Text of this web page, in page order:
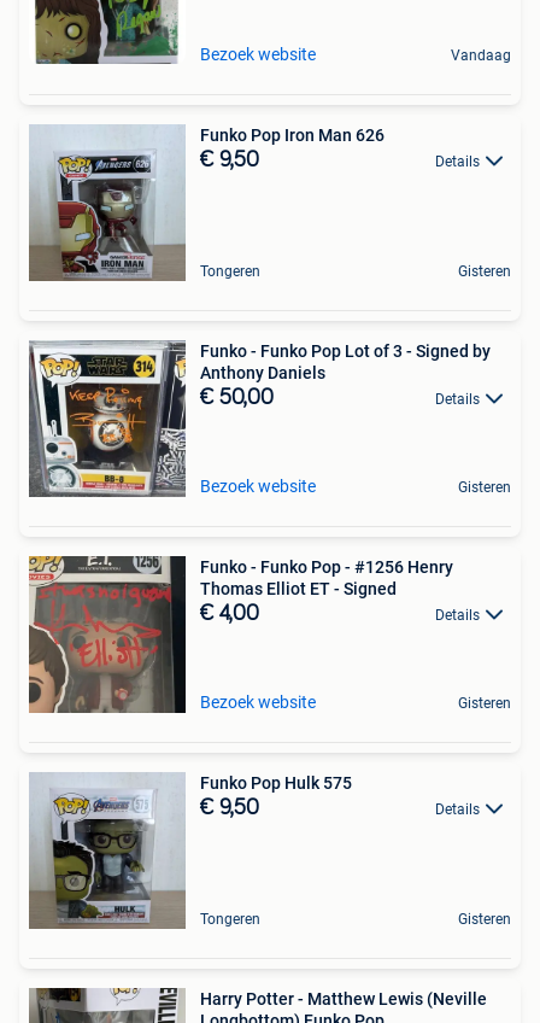
Bezoek website Vandaag
Funko Pop Iron Man 626
€ 9,50 Details
Tongeren Gisteren
Funko - Funko Pop Lot of 3 - Signed by
Anthony Daniels
€ 50,00 Details
Bezoek website Gisteren
Funko - Funko Pop - #1256 Henry
Thomas Elliot ET - Signed
€ 4,00 Details
Bezoek website Gisteren
Funko Pop Hulk 575
€ 9,50 Details
Tongeren Gisteren
Harry Potter - Matthew Lewis (Neville